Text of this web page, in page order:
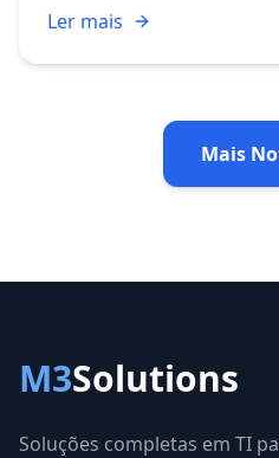
artificial conseguiu
ataque cibernético de
Ler mais
Mais
M3Solutions
Soluções completas em TI